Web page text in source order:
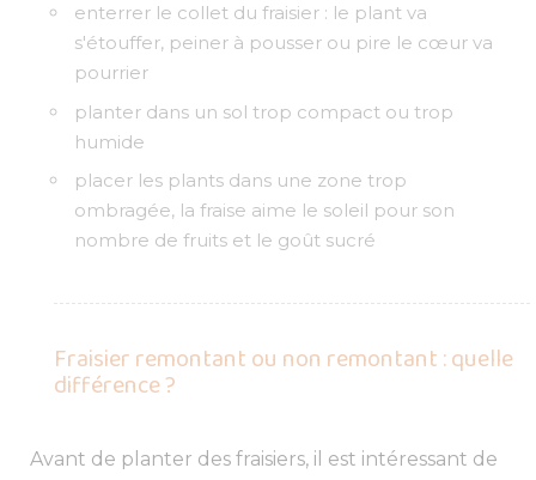
enterrer le collet du fraisier : le plant va
s'étouffer, peiner à pousser ou pire le cœur va
pourrier
planter dans un sol trop compact ou trop
humide
placer les plants dans une zone trop
ombragée, la fraise aime le soleil pour son
nombre de fruits et le goût sucré
Fraisier remontant ou non remontant : quelle
différence ?
Avant de planter des fraisiers, il est intéressant de